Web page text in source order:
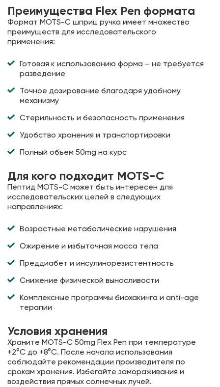
Преимущества Flex Pen формата
Формат MOTS-C шприц ручка имеет множество
преимуществ для исследовательского
применения:
Готовая к использованию форма – не требуется
разведение
Точное дозирование благодаря удобному
механизму
Стерильность и безопасность применения
Удобство хранения и транспортировки
Полный объем 50mg на курс
Для кого подходит MOTS-C
Пептид MOTS-C может быть интересен для
исследовательских целей в следующих
направлениях:
Возрастные метаболические нарушения
Ожирение и избыточная масса тела
Преддиабет и инсулинорезистентность
Снижение физической выносливости
Комплексные программы биохакинга и anti-age
терапии
Условия хранения
Храните MOTS-C 50mg Flex Pen при температуре
+2°C до +8°C. После начала использования
соблюдайте рекомендации производителя по
срокам хранения. Избегайте замораживания и
воздействия прямых солнечных лучей.